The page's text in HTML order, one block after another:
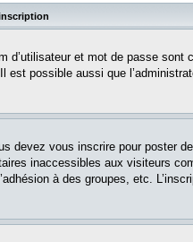
d’utilisateur et mot de passe sont
est possible aussi que
devez vous inscrire pour poster
inaccessibles aux visiteurs
à des groupes, etc.